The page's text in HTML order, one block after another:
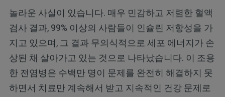
놀라운 사실이 있습니다. 매우 민감하고 저렴한 혈액
검사 결과, 99% 이상의 사람들이 인슐린 저항성을 가
지고 있으며, 그 결과 무의식적으로 세포 에너지가 손
상된 채 살아가고 있는 것으로 나타났습니다. 이 조용
한 전염병은 수백만 명이 문제를 완전히 해결하지 못
하면서 치료만 계속해서 받고 지속적인 건강 문제로